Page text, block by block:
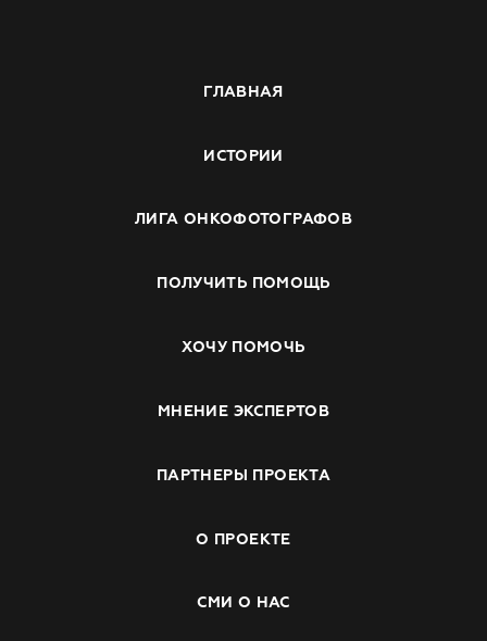
ГЛАВНАЯ
ИСТОРИИ
ЛИГА ОНКОФОТОГРАФОВ
ПОЛУЧИТЬ ПОМОЩЬ
ХОЧУ ПОМОЧЬ
МНЕНИЕ ЭКСПЕРТОВ
ПАРТНЕРЫ ПРОЕКТА
О ПРОЕКТЕ
СМИ О НАС